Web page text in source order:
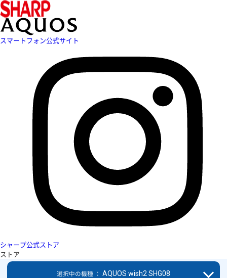
スマートフォン公式サイト
シャープ公式ストア
ストア
選択中の機種 ： AQUOS wish2 SHG08